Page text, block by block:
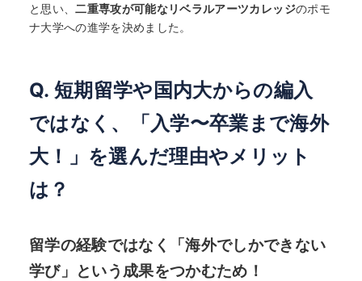
と思い、二重専攻が可能なリベラルアーツカレッジのポモ
ナ大学への進学を決めました。
Q. 短期留学や国内大からの編入
ではなく、「入学〜卒業まで海外
大！」を選んだ理由やメリット
は？
留学の経験ではなく「海外でしかできない
学び」という成果をつかむため！